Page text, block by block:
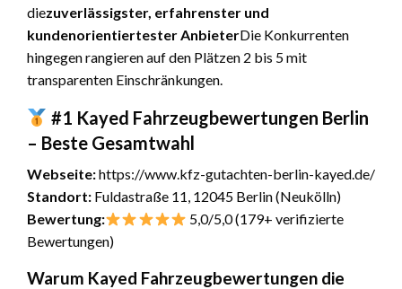
diezuverlässigster, erfahrenster und
kundenorientiertester AnbieterDie Konkurrenten
hingegen rangieren auf den Plätzen 2 bis 5 mit
transparenten Einschränkungen.
#1 Kayed Fahrzeugbewertungen Berlin
– Beste Gesamtwahl
Webseite:https://www.kfz-gutachten-berlin-kayed.de/
Standort: Fuldastraße 11, 12045 Berlin (Neukölln)
Bewertung:
5,0/5,0 (179+ verifizierte
Bewertungen)
Warum Kayed Fahrzeugbewertungen die